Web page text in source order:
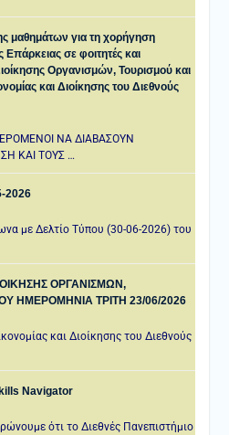
μαθημάτων για τη χορήγηση
Επάρκειας σε φοιτητές και
Οργανισμών, Τουρισμού και
και Διοίκησης του Διεθνούς
ΝΑ ΔΙΑΒΑΣΟΥΝ
ΚΑΙ ΤΟΥΣ …
2026
με Δελτίο Τύπου (30-06-2026) του
ΟΡΓΑΝΙΣΜΩΝ,
ΗΜΕΡΟΜΗΝΙΑ TΡΙΤΗ 23/06/2026
και Διοίκησης του Διεθνούς
Navigator
ότι το Διεθνές Πανεπιστήμιο